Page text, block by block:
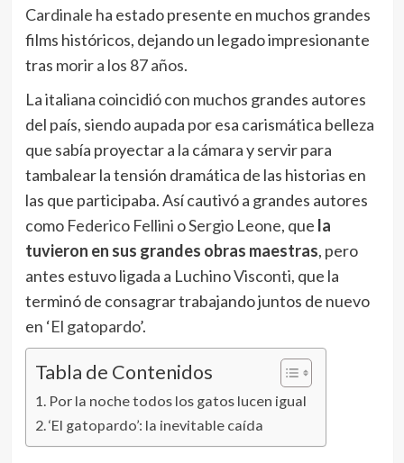
Cardinale ha estado presente en muchos grandes
films históricos, dejando un legado impresionante
tras morir a los 87 años.
La italiana coincidió con muchos grandes autores
del país, siendo aupada por esa carismática belleza
que sabía proyectar a la cámara y servir para
tambalear la tensión dramática de las historias en
las que participaba. Así cautivó a grandes autores
como Federico Fellini oSergio Leone, que la
tuvieron en sus grandes obras maestras, pero
antes estuvo ligada a Luchino Visconti, que la
terminó de consagrar trabajando juntos de nuevo
en ‘El gatopardo’.
Tabla de Contenidos
Por la noche todos los gatos lucen igual
‘El gatopardo’: la inevitable caída